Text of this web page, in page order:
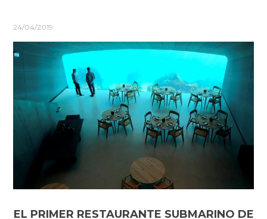
24/04/2019
EL PRIMER RESTAURANTE SUBMARINO DE